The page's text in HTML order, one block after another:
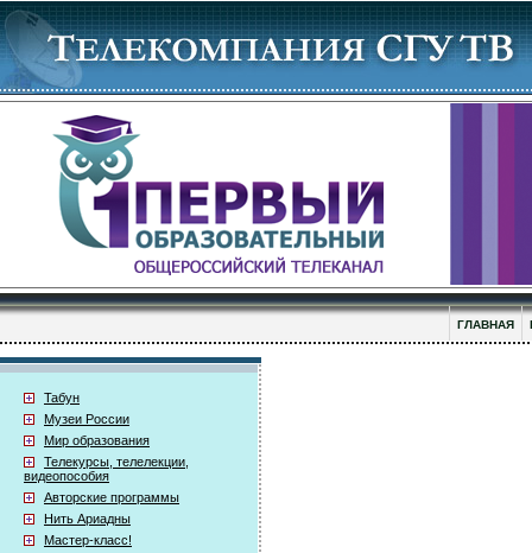
ГЛАВНАЯ
Табун
Музеи России
Мир образования
Телекурсы, телелекции,
видеопособия
Авторские программы
Нить Ариадны
Мастер-класс!